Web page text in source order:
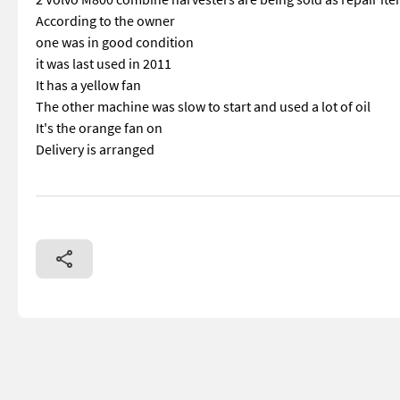
According to the owner
one was in good condition
it was last used in 2011
It has a yellow fan
The other machine was slow to start and used a lot of oil
It's the orange fan on
Delivery is arranged
== Mer informasjon (NO) == mascus_category: